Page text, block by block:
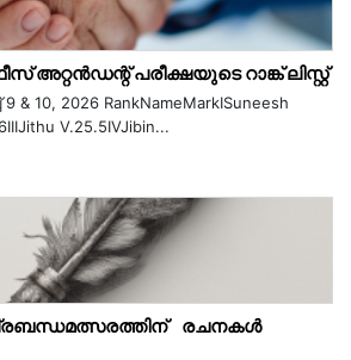
പരീക്ഷയുടെ റാങ്ക് ലിസ്റ്റ്
10, 2026 RankNameMarkISuneesh
V.25.5IVJibin...
രചനകൾ